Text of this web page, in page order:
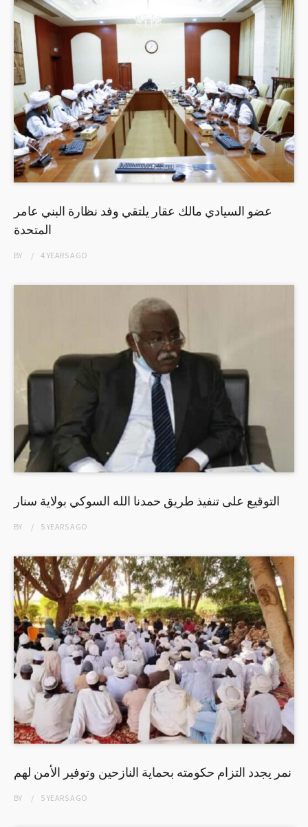
عضو السيادي مالك عقار يلتقي وفد نظارة البني عامر
المتحدة
BY 4 YEARSAGO
التوقيع على تنفيذ طريق حمدنا الله السوكي بولاية سنار
BY 5 YEARSAGO
نمر يجدد التزام حكومته بحماية النازحين وتوفير الأمن لهم
BY 5 YEARSAGO